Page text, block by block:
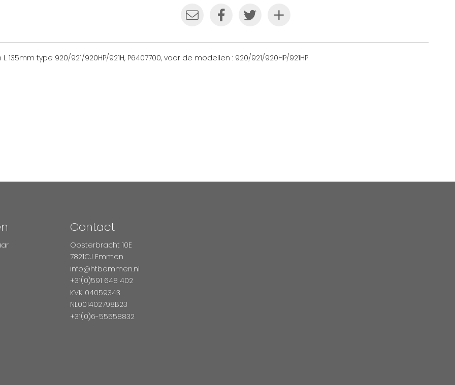
type 920/921/920HP/921H, P6407700, voor de modellen : 920/921/920HP/921HP
Contact
Oosterbracht 10E
7821CJ Emmen
info@htbemmen.nl
+31(0)591 648 402
KVK 04059343
NL001402798B23
+31(0)6-55558832